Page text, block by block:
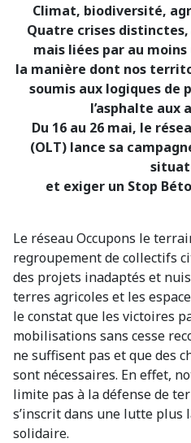
Climat, biodiversité,
Quatre crises
mais liées par au
la manière dont nos
soumis aux logiques de
l’asphalte aux
Du 16 au 26 mai, le
(OLT) lance sa
et exiger un Stop
Le réseau Occupons le
regroupement de collectifs
des projets inadaptés et
terres agricoles et les
le constat que les victoires
mobilisations sans cesse
ne suffisent pas et que des
sont nécessaires. En effet,
limite pas à la défense de
s’inscrit dans une lutte plus
solidaire.